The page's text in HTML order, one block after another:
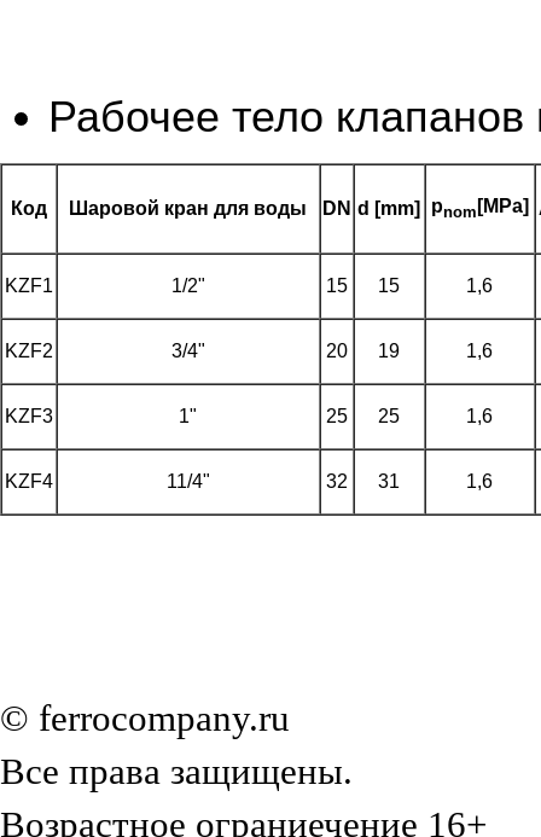
Рабочее тело
Код Шаровой кран для воды DN d [mm] pnom [MPa]
KZF1 1/2" 15 15 1,6
KZF2 3/4" 20 19 1,6
KZF3 1" 25 25 1,6
KZF4 11/4" 32 31 1,6
© ferrocompany.ru
Все права защищены.
Возрастное ограниечение 16+